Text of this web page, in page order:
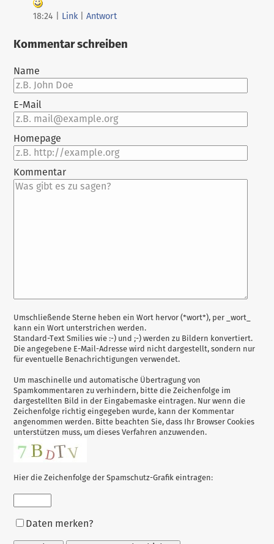
18:24 Link |Antwort
Kommentar schreiben
Name
E-Mail
Homepage
Kommentar
Antwort
zu
Umschließende Sterne heben ein Wort hervor (*wort*), per _wort_
kann ein Wort unterstrichen werden.
Standard-Text Smilies wie :-) und ;-) werden zu Bildern konvertiert.
Die angegebene E-Mail-Adresse wird nicht dargestellt, sondern nur
für eventuelle Benachrichtigungen verwendet.
Um maschinelle und automatische Übertragung von
Spamkommentaren zu verhindern, bitte die Zeichenfolge im
dargestellten Bild in der Eingabemaske eintragen. Nur wenn die
Zeichenfolge richtig eingegeben wurde, kann der Kommentar
angenommen werden. Bitte beachten Sie, dass Ihr Browser Cookies
unterstützen muss, um dieses Verfahren anzuwenden.
Hier die Zeichenfolge der Spamschutz-Grafik eintragen:
Formular-
Daten merken?